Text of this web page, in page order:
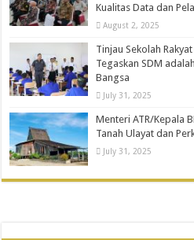
Kualitas Data dan
August 2, 2025
Tinjau Sekolah
Tegaskan SDM
Bangsa
July 31, 2025
Menteri ATR/Kepala
Tanah Ulayat dan
July 31, 2025